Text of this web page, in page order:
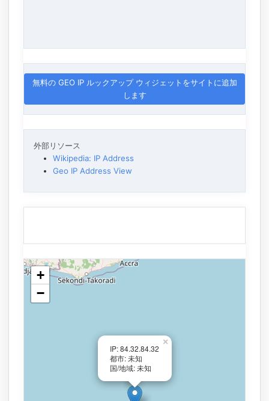
無料の GEO IP ルックアップ ウィジェットをサイトに追加
します
外部リソース
Wikipedia: IP Address
Geo IP Address View
IP: 84.32.84.32
都市: 未知
国/地域: 未知
×
+
−